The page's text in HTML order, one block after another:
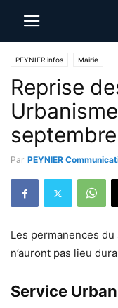
PEYNIER infos Mairie
Reprise
septembre
Par PEYNIER
Les permanences
n’auront pas lieu
Service